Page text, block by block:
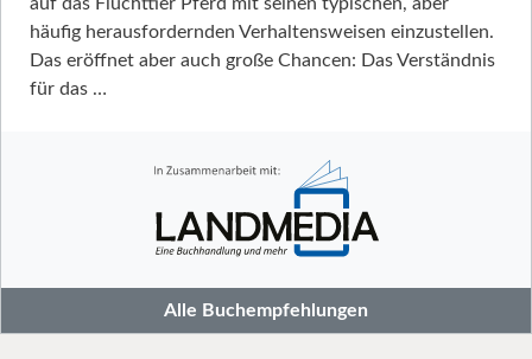
häufig herausfordernden Verhaltensweisen einzustellen.
Das eröffnet aber auch große Chancen: Das Verständnis
für das …
Alle Buchempfehlungen